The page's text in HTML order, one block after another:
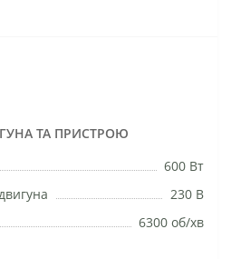
ТА ПРИСТРОЮ
600 Вт
230 В
6300 об/хв